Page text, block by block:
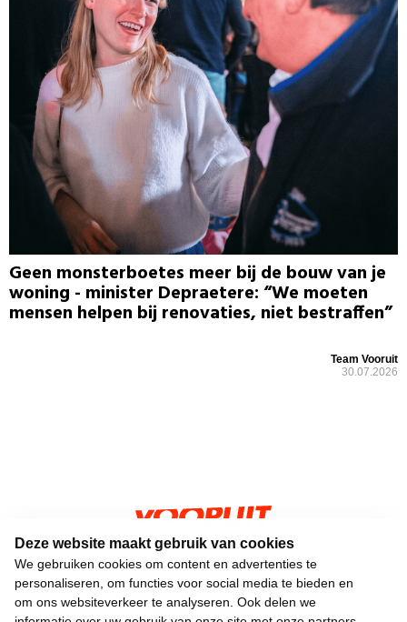
Deze website maakt gebruik van cookies
We gebruiken cookies om content en advertenties te
personaliseren, om functies voor social media te bieden en
om ons websiteverkeer te analyseren. Ook delen we
Geen monsterboetes meer bij de bouw van je
woning - minister Depraetere: “We moeten
mensen helpen bij renovaties, niet bestraffen”
Team Vooruit
30.07.2026
Keizerslaan 13
1000 Brussel
02 552 02 00